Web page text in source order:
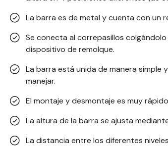
La barra es de metal y cuenta con un
Se conecta al correpasillos
dispositivo de remolque.
La barra está unida de manera simple
manejar.
El montaje y desmontaje es muy
La altura de la barra se ajusta
La distancia entre los diferentes